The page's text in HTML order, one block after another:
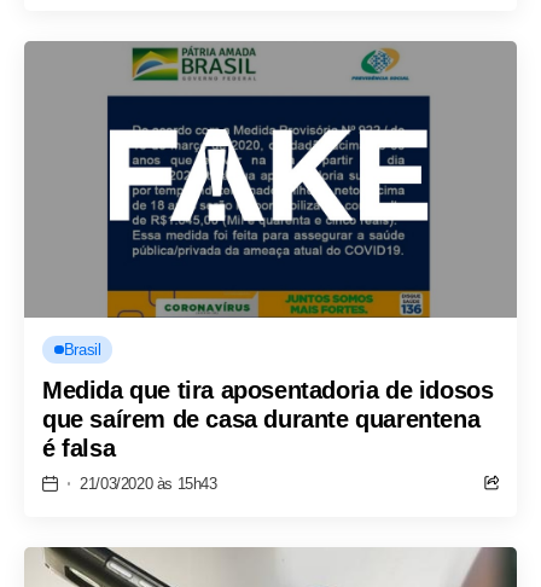
Brasil
Medida que tira aposentadoria de idosos
que saírem de casa durante quarentena
é falsa
21/03/2020 às 15h43